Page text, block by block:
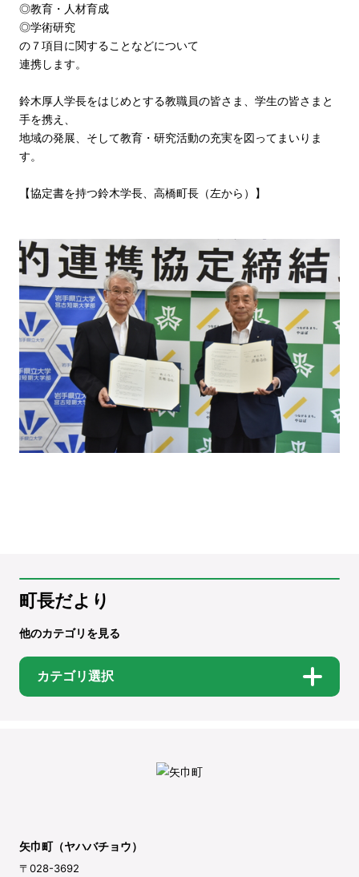
◎教育・人材育成
◎学術研究
の７項目に関することなどについて
連携します。
鈴木厚人学長をはじめとする教職員の皆さま、学生の皆さまと
手を携え、
地域の発展、そして教育・研究活動の充実を図ってまいりま
す。
【協定書を持つ鈴木学長、高橋町長（左から）】
町長だより
他のカテゴリを見る
カテゴリ選択
矢巾町（ヤハバチョウ）
〒028-3692